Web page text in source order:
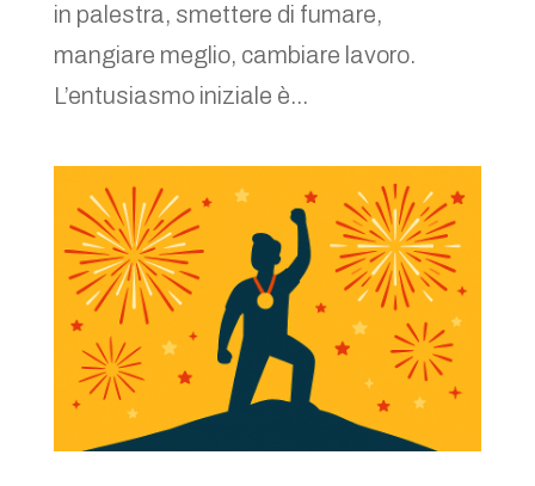
in palestra, smettere di fumare,
mangiare meglio, cambiare lavoro.
L’entusiasmo iniziale è...